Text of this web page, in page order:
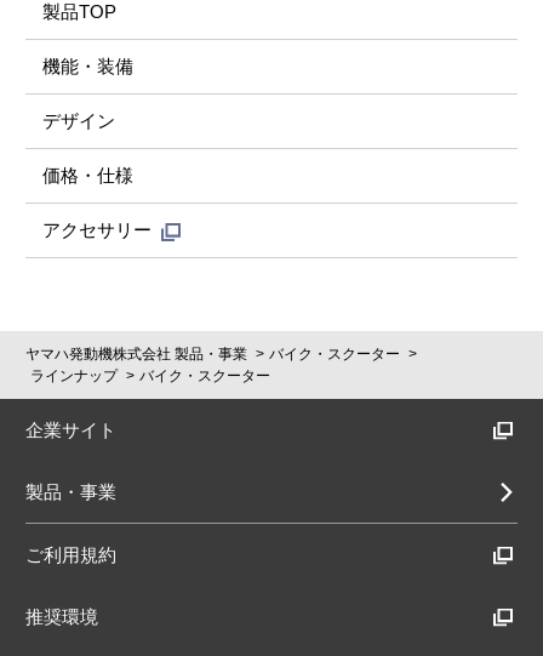
製品TOP
機能・装備
デザイン
価格・仕様
アクセサリー
ヤマハ発動機株式会社 製品・事業
バイク・スクーター
ラインナップ
バイク・スクーター
企業サイト
製品・事業
ご利用規約
推奨環境